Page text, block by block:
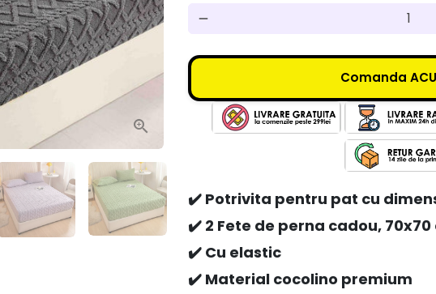
remove
Comanda
✔️ Potrivita pentru pat cu
✔️ 2 Fete de perna cadou, 70x70
✔️ Cu elastic
✔️ Material cocolino premium